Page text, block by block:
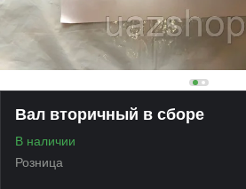
Вал вторичный в сборе
В наличии
Розница